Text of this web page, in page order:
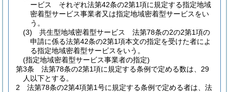
ービス それぞれ法第42条の2第1項に規定する指定地域
密着型サービス事業者又は指定地域密着型サービスをい
う。
(3)
共生型地域密着型サービス 法第78条の2の2第1項の
申請に係る法第42条の2第1項本文の指定を受けた者によ
る指定地域密着型サービスをいう。
(指定地域密着型サービス事業者の指定)
第3条
法第78条の2第1項に規定する条例で定める数は、29
人以下とする。
2
法第78条の2第4項第1号に規定する条例で定める者は、法